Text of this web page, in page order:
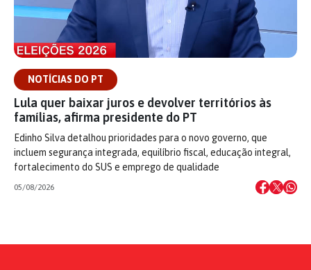
NOTÍCIAS DO PT
Lula quer baixar juros e devolver territórios às
famílias, afirma presidente do PT
Edinho Silva detalhou prioridades para o novo governo, que
incluem segurança integrada, equilíbrio fiscal, educação integral,
fortalecimento do SUS e emprego de qualidade
05/08/2026